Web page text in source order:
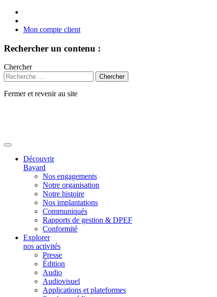
Mon compte client
Rechercher un contenu :
Chercher
Fermer et revenir au site
Découvrir
Bayard
Nos engagements
Notre organisation
Notre histoire
Nos implantations
Communiqués
Rapports de gestion & DPEF
Conformité
Explorer
nos activités
Presse
Édition
Audio
Audiovisuel
Applications et plateformes